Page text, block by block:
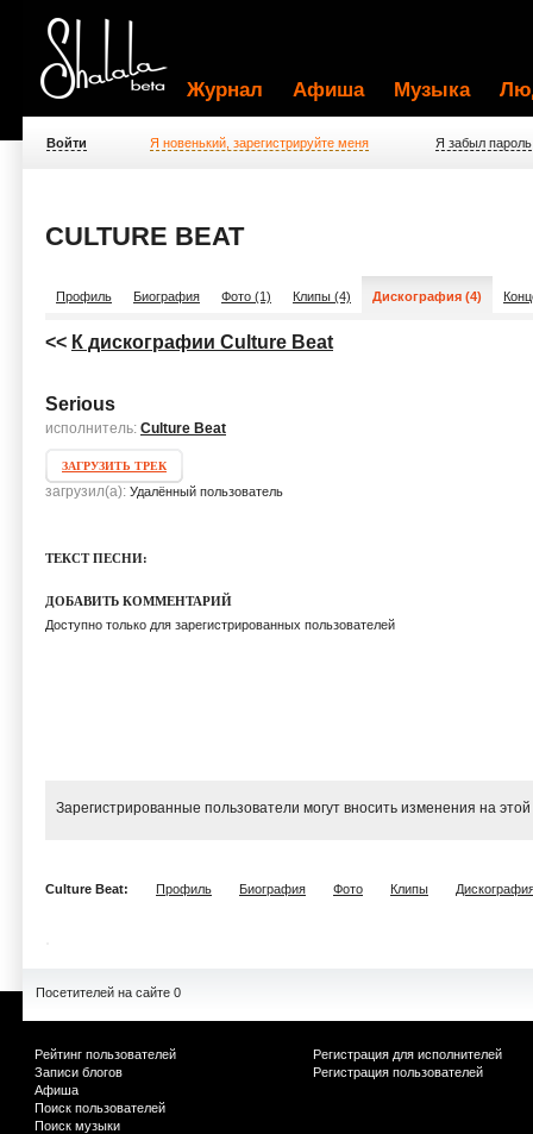
Журнал Афиша Музыка
Войти Я новенький, зарегистрируйте меня Я забыл пароль
CULTURE BEAT
Профиль Биография Фото (1) Клипы (4) Дискография (4)
<< К дискографии Culture Beat
Serious
исполнитель: Culture Beat
ЗАГРУЗИТЬ ТРЕК
загрузил(а): Удалённый пользователь
ТЕКСТ ПЕСНИ:
ДОБАВИТЬ КОММЕНТАРИЙ
Доступно только для зарегистрированных пользователей
Зарегистрированные пользователи могут вносить изменения на
Culture Beat: Профиль Биография Фото Клипы
Посетителей на сайте 0
Рейтинг пользователей
Записи блогов
Афиша
Поиск пользователей
Поиск музыки
Регистрация для исполнителей
Регистрация пользователей